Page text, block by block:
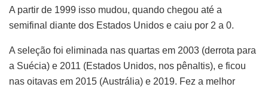
A partir de 1999 isso mudou, quando chegou até a
semifinal diante dos Estados Unidos e caiu por 2 a 0.
A seleção foi eliminada nas quartas em 2003 (derrota para
a Suécia) e 2011 (Estados Unidos, nos pênaltis), e ficou
nas oitavas em 2015 (Austrália) e 2019. Fez a melhor